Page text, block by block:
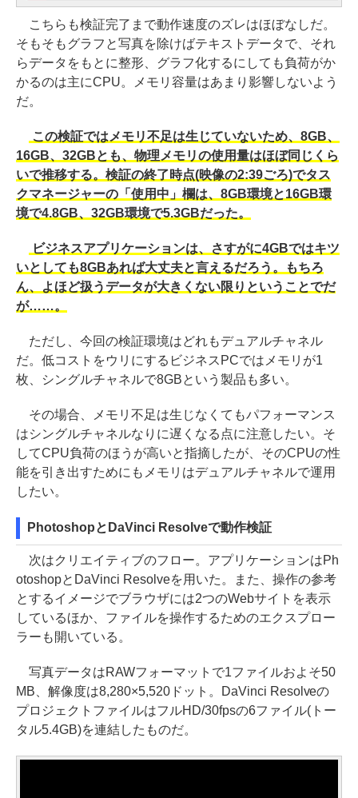
こちらも検証完了まで動作速度のズレはほぼなしだ。
そもそもグラフと写真を除けばテキストデータで、それ
らデータをもとに整形、グラフ化するにしても負荷がか
かるのは主にCPU。メモリ容量はあまり影響しないよう
だ。
この検証ではメモリ不足は生じていないため、8GB、
16GB、32GBとも、物理メモリの使用量はほぼ同じくら
いで推移する。検証の終了時点(映像の2:39ごろ)でタス
クマネージャーの「使用中」欄は、8GB環境と16GB環
境で4.8GB、32GB環境で5.3GBだった。
ビジネスアプリケーションは、さすがに4GBではキツ
いとしても8GBあれば大丈夫と言えるだろう。もちろ
ん、よほど扱うデータが大きくない限りということでだ
が……。
ただし、今回の検証環境はどれもデュアルチャネル
だ。低コストをウリにするビジネスPCではメモリが1
枚、シングルチャネルで8GBという製品も多い。
その場合、メモリ不足は生じなくてもパフォーマンス
はシングルチャネルなりに遅くなる点に注意したい。そ
してCPU負荷のほうが高いと指摘したが、そのCPUの性
能を引き出すためにもメモリはデュアルチャネルで運用
したい。
PhotoshopとDaVinci Resolveで動作検証
次はクリエイティブのフロー。アプリケーションはPh
otoshopとDaVinci Resolveを用いた。また、操作の参考
とするイメージでブラウザには2つのWebサイトを表示
しているほか、ファイルを操作するためのエクスプロー
ラーも開いている。
写真データはRAWフォーマットで1ファイルおよそ50
MB、解像度は8,280×5,520ドット。DaVinci Resolveの
プロジェクトファイルはフルHD/30fpsの6ファイル(トー
タル5.4GB)を連結したものだ。